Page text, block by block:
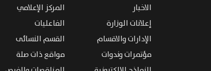
الاخبار
المركز الإعلامي
إعلانات الوزارة
الفاعليات
الإدارات والاقسام
القسم النسائى
مؤتمرات وندوات
مواقع ذات صلة